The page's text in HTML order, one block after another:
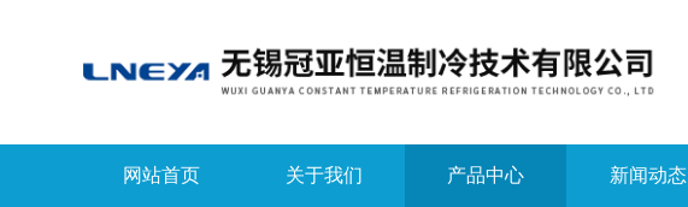
网站首页 关于我们 产品中心 新闻动态